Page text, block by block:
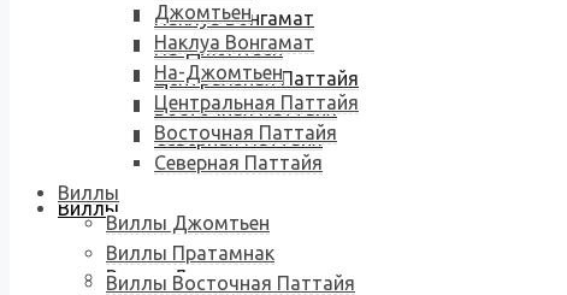
Наклуа Вонгамат
На-Джомтьен
Центральная Паттайя
Восточная Паттайя
Северная Паттайя
Виллы
Виллы Джомтьен
Джомтьен
Наклуа Вонгамат
На-Джомтьен
Центральная Паттайя
Восточная Паттайя
Северная Паттайя
Виллы
Виллы Джомтьен
Виллы Пратамнак
Виллы Восточная Паттайя